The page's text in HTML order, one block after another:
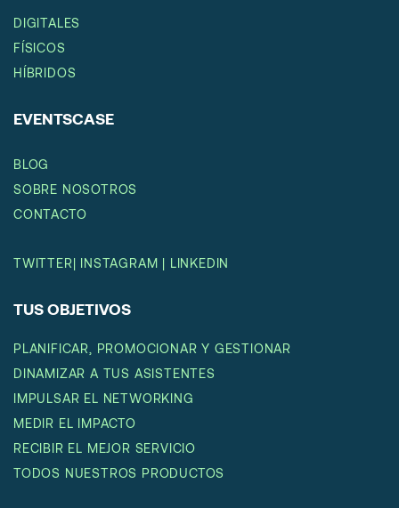
DIGITALES
FÍSICOS
HÍBRIDOS
EVENTSCASE
BLOG
SOBRE NOSOTROS
CONTACTO
TWITTER| INSTAGRAM | LINKEDIN
TUS OBJETIVOS
PLANIFICAR, PROMOCIONAR Y GESTIONAR
DINAMIZAR A TUS ASISTENTES
IMPULSAR EL NETWORKING
MEDIR EL IMPACTO
RECIBIR EL MEJOR SERVICIO
TODOS NUESTROS PRODUCTOS